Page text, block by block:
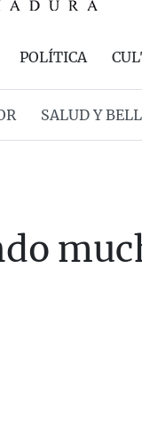
POLÍTICA
SALUD Y